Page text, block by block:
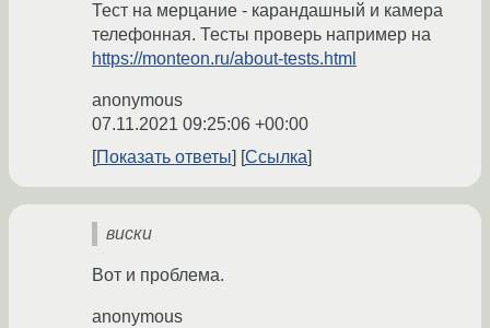
Тест на мерцание - карандашный и камера
телефонная. Тесты проверь например на
https://monteon.ru/about-tests.html
anonymous
07.11.2021 09:25:06 +00:00
Показать ответы
Ссылка
виски
Вот и проблема.
anonymous